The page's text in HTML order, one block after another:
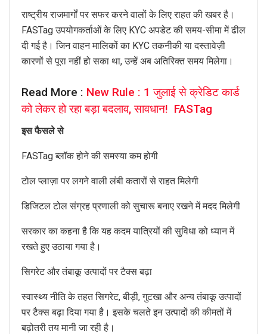
राष्ट्रीय राजमार्गों पर सफर करने वालों के लिए राहत की खबर है।
FASTag उपयोगकर्ताओं के लिए KYC अपडेट की समय-सीमा में ढील
दी गई है। जिन वाहन मालिकों का KYC तकनीकी या दस्तावेज़ी
कारणों से पूरा नहीं हो सका था, उन्हें अब अतिरिक्त समय मिलेगा।
Read More : New Rule : 1 जुलाई से क्रेडिट कार्ड
को लेकर हो रहा बड़ा बदलाव, सावधान! FASTag
इस फैसले से
FASTag ब्लॉक होने की समस्या कम होगी
टोल प्लाज़ा पर लगने वाली लंबी कतारों से राहत मिलेगी
डिजिटल टोल संग्रह प्रणाली को सुचारू बनाए रखने में मदद मिलेगी
सरकार का कहना है कि यह कदम यात्रियों की सुविधा को ध्यान में
रखते हुए उठाया गया है।
सिगरेट और तंबाकू उत्पादों पर टैक्स बढ़ा
स्वास्थ्य नीति के तहत सिगरेट, बीड़ी, गुटखा और अन्य तंबाकू उत्पादों
पर टैक्स बढ़ा दिया गया है। इसके चलते इन उत्पादों की कीमतों में
बढ़ोतरी तय मानी जा रही है।